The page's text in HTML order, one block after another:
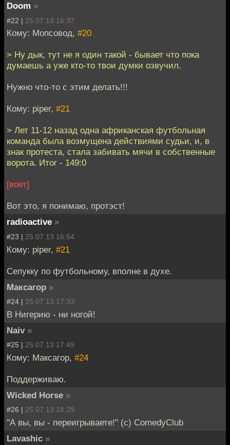
Doom »
#22 | 25.07.13 16:37
Кому: Мопсовод, #20
> Ну дык, тут не я один такой - бывает что пока
думаешь а уже кто-то твои думки озвучил.
Нужно что-то с этим делать!!!
Кому: piper, #21
> Лет 11-12 назад одна африканская футбольная
команда была возмущена действиями судьи, и, в
знак протеста, стала забивать мячи в собственные
ворота. Итог - 149:0
[воет]
Вот это, я понимаю, протэст!
radioactive »
#23 | 25.07.13 16:54
Кому: piper, #21
Сепукку по футбольному, вполне в духе.
Максагор »
#24 | 25.07.13 17:33
В Нигерию - ни ногой!
Naiv »
#25 | 25.07.13 17:49
Кому: Максагор, #24
Поддерживаю.
Wicked Horse »
#26 | 25.07.13 18:29
"А вы, вы - переигрываете!" (с) ComedyClub
Lavashic »